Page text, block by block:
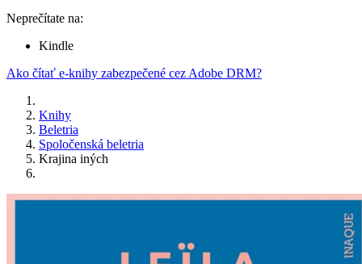
Neprečítate na:
Kindle
Ako čítať e-knihy zabezpečené cez Adobe DRM?
Knihy
Beletria
Spoločenská beletria
Krajina iných